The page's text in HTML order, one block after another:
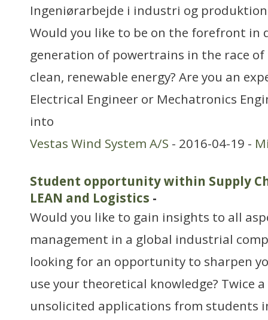
Ingeniørarbejde i industri og produktion
Would you like to be on the forefront in
generation of powertrains in the race
clean, renewable energy? Are you an
Electrical Engineer or Mechatronics
into
Vestas Wind System A/S - 2016-04-19 -
Student opportunity within Supply
LEAN and Logistics -
Would you like to gain insights to all
management in a global industrial
looking for an opportunity to sharpen
use your theoretical knowledge? Twice
unsolicited applications from students